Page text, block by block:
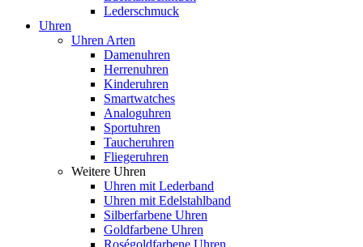
Lederschmuck
Uhren
Uhren Arten
Damenuhren
Herrenuhren
Kinderuhren
Smartwatches
Analoguhren
Sportuhren
Taucheruhren
Fliegeruhren
Weitere Uhren
Uhren mit Lederband
Uhren mit Edelstahlband
Silberfarbene Uhren
Goldfarbene Uhren
Roségoldfarbene Uhren